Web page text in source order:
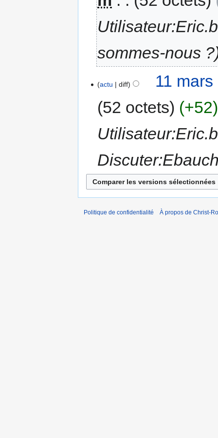
sommes-nous ?
actu diff
11
52 octets
+52
Politique de confidentialité À propos de Christ-